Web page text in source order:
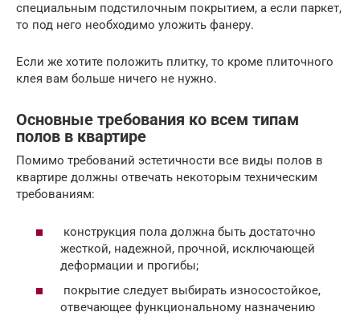
специальным подстилочным покрытием, а если паркет,
то под него необходимо уложить фанеру.
Если же хотите положить плитку, то кроме плиточного
клея вам больше ничего не нужно.
Основные требования ко всем типам
полов в квартире
Помимо требований эстетичности все виды полов в
квартире должны отвечать некоторым техническим
требованиям:
конструкция пола должна быть достаточно
жесткой, надежной, прочной, исключающей
деформации и прогибы;
покрытие следует выбирать износостойкое,
отвечающее функциональному назначению